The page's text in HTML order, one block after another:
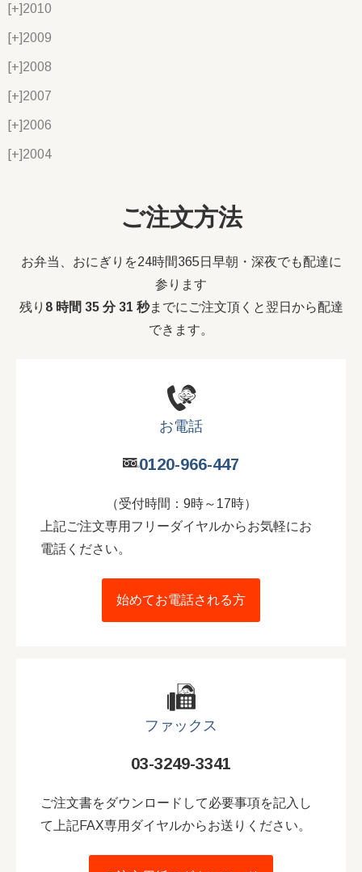
[+]2010
[+]2009
[+]2008
[+]2007
[+]2006
[+]2004
ご注文方法
お弁当、おにぎりを24時間365日早朝・深夜でも配達に
参ります
残り 8 時間 35 分 29 秒までにご注文頂くと翌日から配達
できます。
お電話
0120-966-447
（受付時間：9時～17時）
上記ご注文専用フリーダイヤルからお気軽にお
電話ください。
始めてお電話される方
ファックス
03-3249-3341
ご注文書をダウンロードして必要事項を記入し
て上記FAX専用ダイヤルからお送りください。